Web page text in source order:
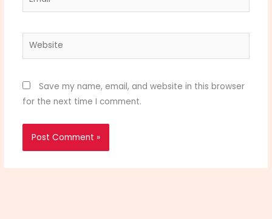
Website
Save my name, email, and website in this browser
for the next time I comment.